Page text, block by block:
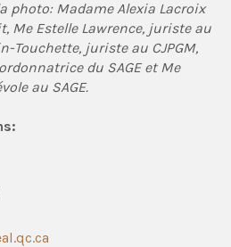
photo: Madame Alexia Lacroix
Me Estelle Lawrence, juriste au
Touchette, juriste au CJPGM,
du SAGE et Me
au SAGE.